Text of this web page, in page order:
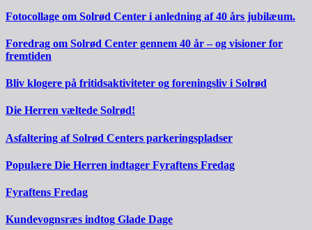
Fotocollage om Solrød Center i anledning af 40 års jubilæum.
Foredrag om Solrød Center gennem 40 år – og visioner for
fremtiden
Bliv klogere på fritidsaktiviteter og foreningsliv i Solrød
Die Herren væltede Solrød!
Asfaltering af Solrød Centers parkeringspladser
Populære Die Herren indtager Fyraftens Fredag
Fyraftens Fredag
Kundevognsræs indtog Glade Dage